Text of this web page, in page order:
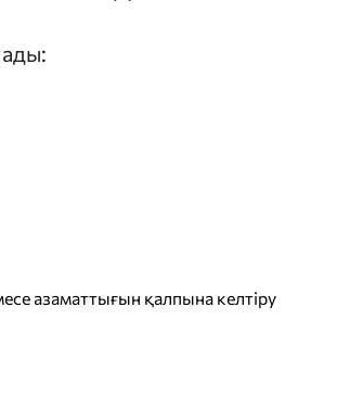
азаматтығын қалпына келтіру